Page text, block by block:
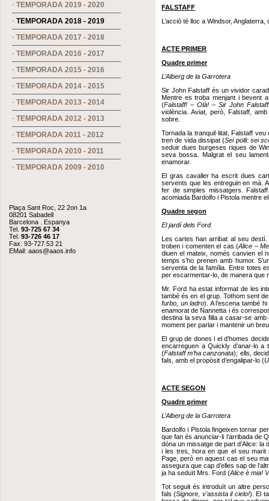
· TEMPORADA 2019 - 2020
· TEMPORADA 2018 - 2019
· TEMPORADA 2017 - 2018
· TEMPORADA 2016 - 2017
· TEMPORADA 2015 - 2016
· TEMPORADA 2014 - 2015
· TEMPORADA 2013 - 2014
· TEMPORADA 2012 - 2013
· TEMPORADA 2011 - 2012
· TEMPORADA 2010 - 2011
· TEMPORADA 2009 - 2010
Plaça Sant Roc, 22 2on 1a
08201 Sabadell
Barcelona . Espanya
Tel. 93-725 67 34
Tel. 93-726 46 17
Fax. 93-727 53 21
EMail: aaos@aaos.info
FALSTAFF
L’acció té lloc a Windsor, Anglaterra,
ACTE PRIMER
Quadre primer
L’Alberg de la Garrotera
Sir John Falstaff és un vividor
Mentre es troba menjant i bevent
(Falstaff! – Olà! – Sir John
violència. Aviat, però, Falstaff,
sobre.
Tornada la tranquil·litat, Falstaff
tren de vida dissipat (Sei polli: sei
seduir dues burgeses riques de
seva bossa. Malgrat el seu
enamorar.
El gras cavaller ha escrit dues
servents que les entreguin en mà.
fer de simples missatgers.
acomiada Bardolfo i Pistola mentre
Quadre segon
El jardí dels Ford
Les cartes han arribat al seu
troben i comenten el cas (Alice –
diuen el mateix, només canvien el
temps s’ho prenen amb humor.
serventa de la família. Entre totes
per escarmentar-lo, de manera que
Mr. Ford ha estat informat de les
també és en el grup. Tothom sent
furbo, un ladro). A l’escena també
enamorat de Nannetta i és
destina la seva filla a casar-se
moment per parlar i mantenir un
El grup de dones i el d’homes
encarreguen a Quickly d’anar-lo
(Falstaff m’ha canzonata); ells,
fals, amb el propòsit d’engalipar-lo (
ACTE SEGON
Quadre primer
L’Alberg de la Garrotera
Bardolfo i Pistola fingeixen tornar
que fan és anunciar-li l’arribada de
dóna un missatge de part d’Alice:
i les tres, hora en que el seu
Page, però en aquest cas el seu
assegura que cap d’elles sap de
ja ha seduït Mrs. Ford (Alice è mia!
Tot seguit és introduït un altre
fals (Signore, v’assista il cielo!). El